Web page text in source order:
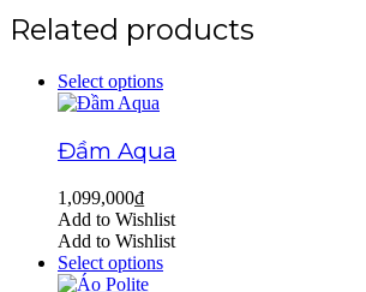
Related products
Select options
Đầm Aqua
1,099,000₫
Add to Wishlist
Add to Wishlist
Select options